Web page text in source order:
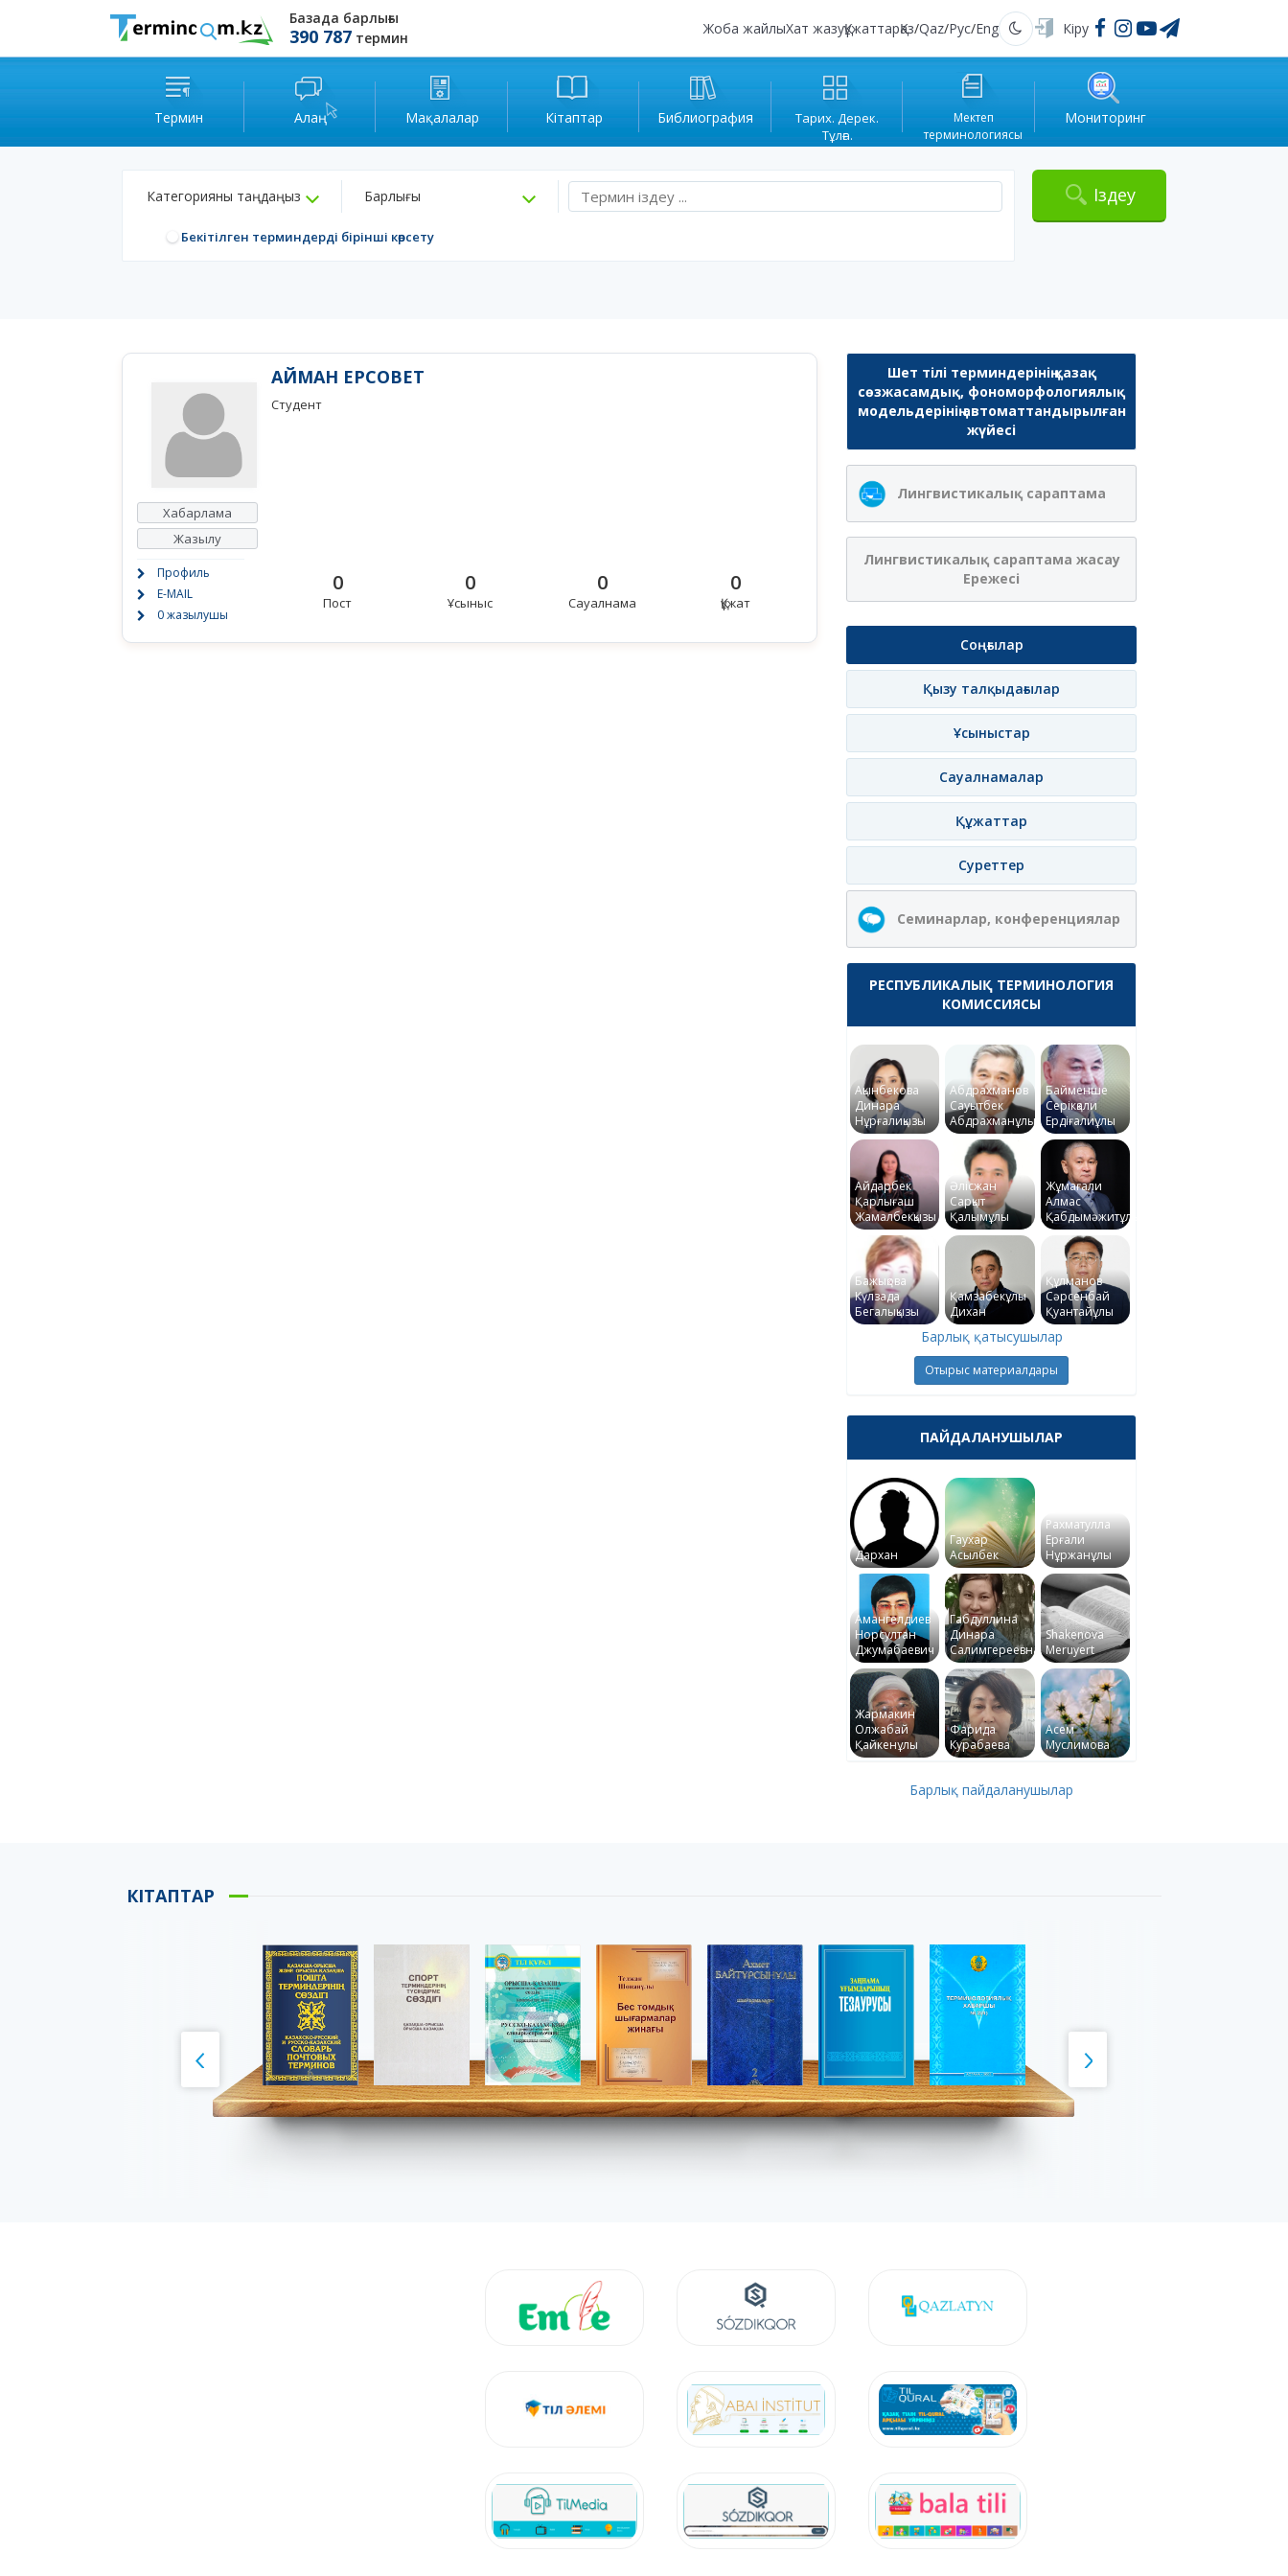
Базада барлығы
390 787 термин
Жоба жайлыХат жазуҚұжаттарҚаз/Qaz/Рус/Eng Қараңғы Кіру
Термин Алаң Мақалалар Кітаптар Библиография
Тарих. Дерек.
Тұлға.
Мектеп
терминологиясы
Мониторинг
Категорияны таңдаңыз Барлығы
Бекітілген терминдерді бірінші көрсету
Іздеу
Хабарлама
Жазылу
Профиль
E-MAIL
0 жазылушы
АЙМАН ЕРСОВЕТ
Студент
0
Пост
0
Ұсыныс
0
Сауалнама
0
Құжат
Шет тілі терминдерінің қазақ
сөзжасамдық, фономорфологиялық
модельдерінің автоматтандырылған
жүйесі
Лингвистикалық сараптама
Лингвистикалық сараптама жасау
Ережесі
Соңғылар
Қызу талқыдағылар
Ұсыныстар
Сауалнамалар
Құжаттар
Суреттер
Семинарлар, конференциялар
РЕСПУБЛИКАЛЫҚ ТЕРМИНОЛОГИЯ
КОМИССИЯСЫ
Ақынбекова
Динара
Нұрғалиқызы
Абдрахманов
Сауытбек
Абдрахманұлы
Байменше
Серікқали
Ердіғалиұлы
Айдарбек
Қарлығаш
Жамалбекқызы
Әлісжан
Сарқыт
Қалымұлы
Жұмағали
Алмас
Қабдымәжитұлы
Бажықова
Күлзада
Бегалықызы
Қамзабекұлы
Дихан
Құлманов
Сәрсенбай
Қуантайұлы
Барлық қатысушылар
Отырыс материалдары
ПАЙДАЛАНУШЫЛАР
Дархан
Гаухар
Асылбек
Рахматулла
Ерғали
Нұржанұлы
Амангелдиев
Норсултан
Джумабаевич
Габдуллина
Динара
Салимгереевна
Shakenova
Meruyert
Жармакин
Олжабай
Қайкенұлы
Фарида
Курабаева
Асем
Муслимова
Барлық пайдаланушылар
КІТАПТАР